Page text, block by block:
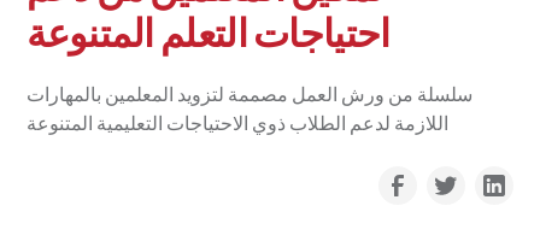
احتياجات التعلم المتنوعة
سلسلة من ورش العمل مصممة لتزويد المعلمين بالمهارات
اللازمة لدعم الطلاب ذوي الاحتياجات التعليمية المتنوعة